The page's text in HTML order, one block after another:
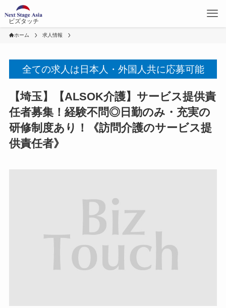
ビズタッチ
ホーム 求人情報
全ての求人は日本人・外国人共に応募可能
【埼玉】【ALSOK介護】サービス提供責
任者募集！経験不問◎日勤のみ・充実の
研修制度あり！《訪問介護のサービス提
供責任者》